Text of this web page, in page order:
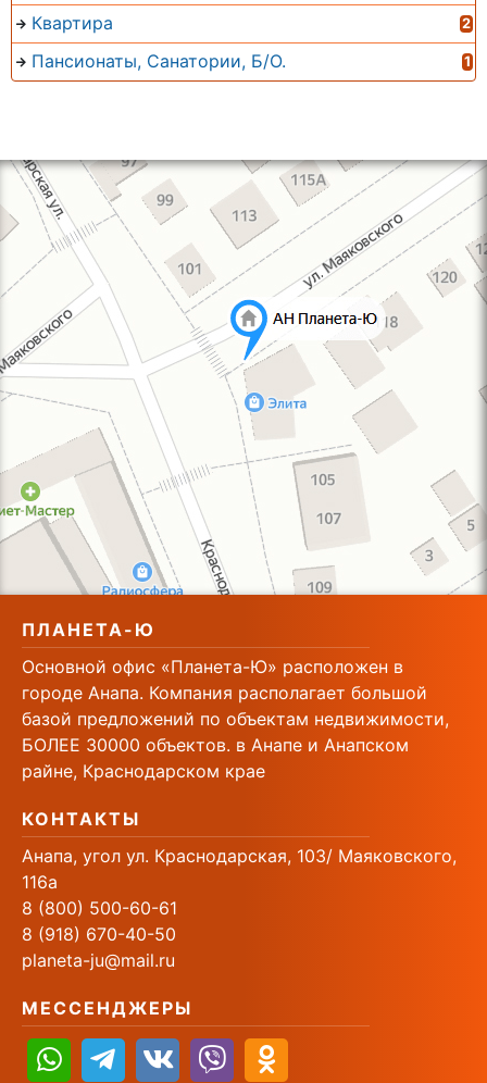
Квартира 2
Пансионаты, Санатории, Б/О. 1
ПЛАНЕТА-Ю
Основной офис «Планета-Ю» расположен в
городе Анапа. Компания располагает большой
базой предложений по объектам недвижимости,
БОЛЕЕ 30000 объектов. в Анапе и Анапском
райне, Краснодарском крае
КОНТАКТЫ
Анапа, угол ул. Краснодарская, 103/ Маяковского,
116а
8 (800) 500-60-61
8 (918) 670-40-50
planeta-ju@mail.ru
МЕССЕНДЖЕРЫ